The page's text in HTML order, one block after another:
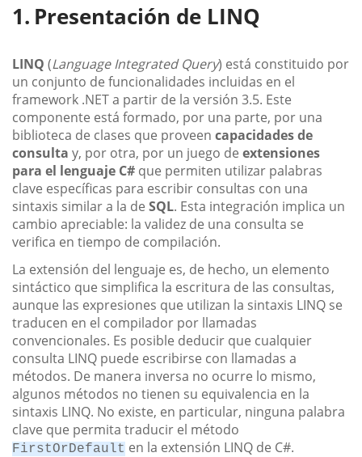
Presentación de LINQ
LINQ (Language Integrated Query) está constituido por
un conjunto de funcionalidades incluidas en el
framework .NET a partir de la versión 3.5. Este
componente está formado, por una parte, por una
biblioteca de clases que proveen capacidades de
consulta y, por otra, por un juego de extensiones
para el lenguaje C# que permiten utilizar palabras
clave específicas para escribir consultas con una
sintaxis similar a la de SQL. Esta integración implica un
cambio apreciable: la validez de una consulta se
verifica en tiempo de compilación.
La extensión del lenguaje es, de hecho, un elemento
sintáctico que simplifica la escritura de las consultas,
aunque las expresiones que utilizan la sintaxis LINQ se
traducen en el compilador por llamadas
convencionales. Es posible deducir que cualquier
consulta LINQ puede escribirse con llamadas a
métodos. De manera inversa no ocurre lo mismo,
algunos métodos no tienen su equivalencia en la
sintaxis LINQ. No existe, en particular, ninguna palabra
clave que permita traducir el método
FirstOrDefault en la extensión LINQ de C#.